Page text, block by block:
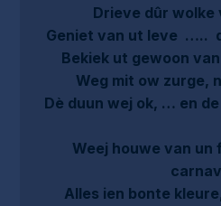
Drieve dûr wolke
Geniet van ut leve …..
Bekiek ut gewoon
Weg mit ow zurge,
Dè duun wej ok, … en
Weej houwe van un
Alles ien bonte